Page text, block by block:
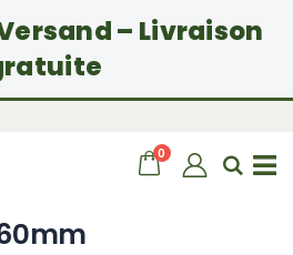
– Livraison
Wagen
0 Artikel